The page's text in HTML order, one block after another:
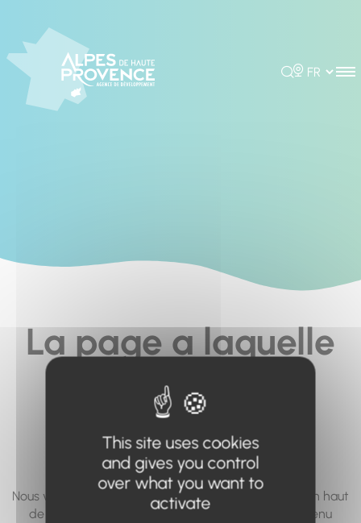
Rechercher
Choisir la
La page a laquelle
vous cherchez à
accéder n'existe
pas... ou plus.
Nous vous invitons à utiliser le moteur de recherche en haut
de page, ou à utiliser le menu pour trouver le contenu
This site uses cookies
and gives you control
over what you want to
activate